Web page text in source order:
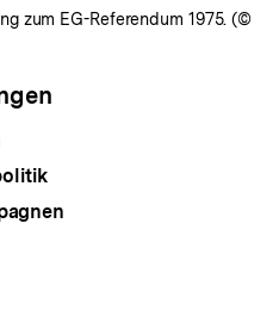
zum EG-Referendum 1975. (©